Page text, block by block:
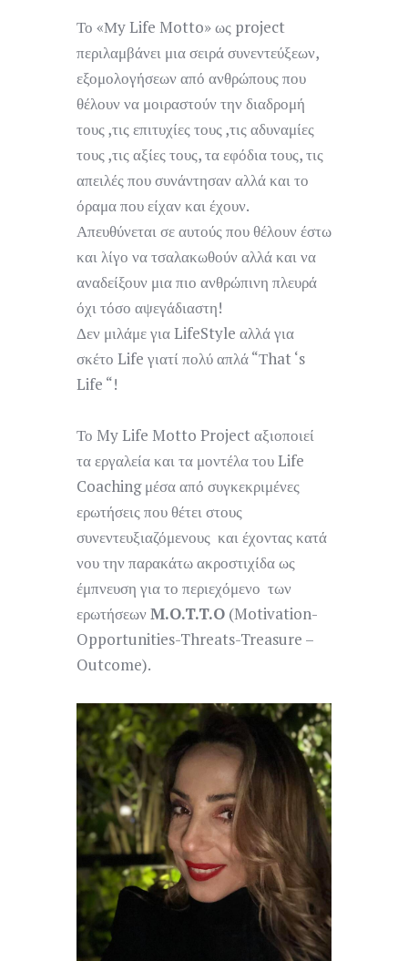
Το «Μy Life Motto» ως project
περιλαμβάνει μια σειρά συνεντεύξεων,
εξομολογήσεων από ανθρώπους που
θέλουν να μοιραστούν την διαδρομή
τους ,τις επιτυχίες τους ,τις αδυναμίες
τους ,τις αξίες τους, τα εφόδια τους, τις
απειλές που συνάντησαν αλλά και το
όραμα που είχαν και έχουν.
Απευθύνεται σε αυτούς που θέλουν έστω
και λίγο να τσαλακωθούν αλλά και να
αναδείξουν μια πιο ανθρώπινη πλευρά
όχι τόσο αψεγάδιαστη!
Δεν μιλάμε για LifeStyle αλλά για
σκέτο Life γιατί πολύ απλά “Τhat ‘s
Life “!
Το My Life Motto Project αξιοποιεί
τα εργαλεία και τα μοντέλα του Life
Coaching μέσα από συγκεκριμένες
ερωτήσεις που θέτει στους
συνεντευξιαζόμενους και έχοντας κατά
νου την παρακάτω ακροστιχίδα ως
έμπνευση για το περιεχόμενο των
ερωτήσεωνM.O.T.T.O (Motivation-
Opportunities-Threats-Treasure –
Outcome).